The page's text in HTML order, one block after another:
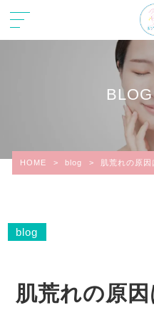
HOME > blog > 肌荒れの原
blog
肌荒れの原